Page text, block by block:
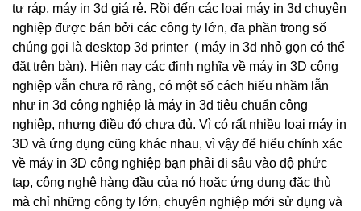
tự ráp, máy in 3d giá rẻ. Rồi đến các loại máy in 3d chuyên
nghiệp được bán bởi các công ty lớn, đa phần trong số
chúng gọi là desktop 3d printer ( máy in 3d nhỏ gọn có thể
đặt trên bàn). Hiện nay các định nghĩa về máy in 3D công
nghiệp vẫn chưa rõ ràng, có một số cách hiểu nhầm lẫn
như in 3d công nghiệp là máy in 3d tiêu chuẩn công
nghiệp, nhưng điều đó chưa đủ. Vì có rất nhiều loại máy in
3D và ứng dụng cũng khác nhau, vì vậy để hiểu chính xác
về máy in 3D công nghiệp bạn phải đi sâu vào độ phức
tạp, công nghệ hàng đầu của nó hoặc ứng dụng đặc thù
mà chỉ những công ty lớn, chuyên nghiệp mới sử dụng và